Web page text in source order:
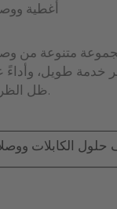
أغطية
متنوعة من
خدمة طويل، وأداءً
ظل الظروف القاسية.
الكابلات